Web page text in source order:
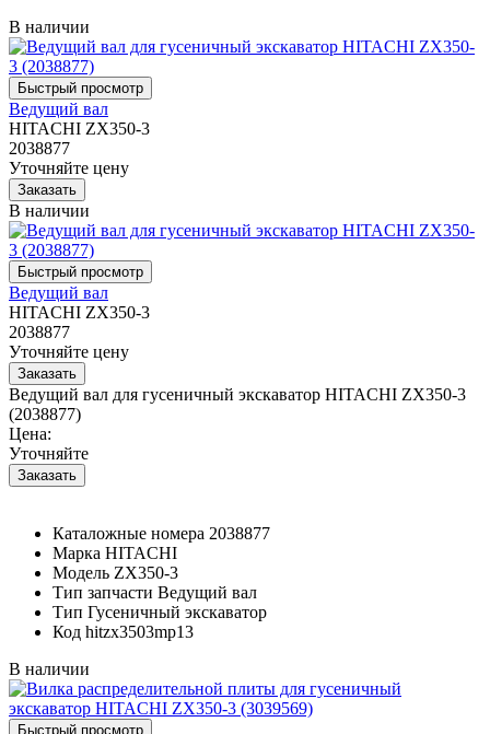
В наличии
Ведущий вал
HITACHI ZX350-3
2038877
Уточняйте цену
В наличии
Ведущий вал
HITACHI ZX350-3
2038877
Уточняйте цену
Ведущий вал для гусеничный экскаватор HITACHI ZX350-3
(2038877)
Цена:
Уточняйте
Каталожные номера 2038877
Марка HITACHI
Модель ZX350-3
Тип запчасти Ведущий вал
Тип Гусеничный экскаватор
Код hitzx3503mp13
В наличии